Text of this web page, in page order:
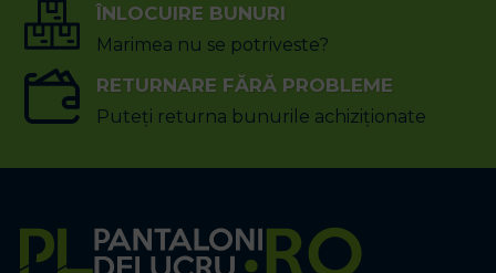
ÎNLOCUIRE BUNURI
Marimea nu se potriveste?
RETURNARE FĂRĂ PROBLEME
Puteți returna bunurile achiziționate